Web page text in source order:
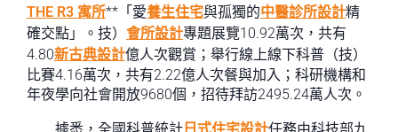
THE R3 寓所**「愛養生住宅與孤獨的中醫診所設計精
確交點」。技） 會所設計專題展覽10.92萬次，共有
4.80新古典設計億人次觀賞；舉行線上線下科普（技）
比賽4.16萬次，共有2.22億人次餐與加入；科研機構和
年夜學向社會開放9680個，招待拜訪2495.24萬人次。